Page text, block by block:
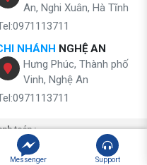
An, Nghi Xuân, Hà Tĩnh
NHÁNH NGHỆ AN
Hưng Phúc, Thành phố
Vinh, Nghệ An
toán :
Messenger Support